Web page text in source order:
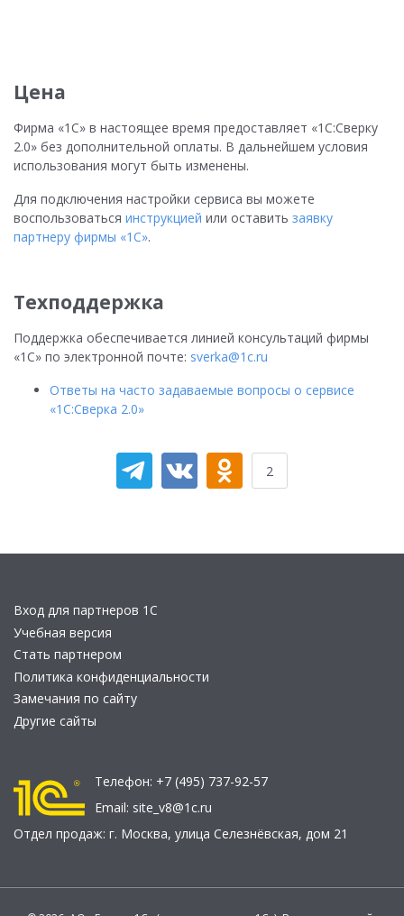
Цена
Фирма «1С» в настоящее время предоставляет «1С:Сверку
2.0» без дополнительной оплаты. В дальнейшем условия
использования могут быть изменены.
Для подключения настройки сервиса вы можете
воспользоваться инструкцией или оставить заявку
партнеру фирмы «1С».
Техподдержка
Поддержка обеспечивается линией консультаций фирмы
«1С» по электронной почте: sverka@1c.ru
Ответы на часто задаваемые вопросы о сервисе
«1С:Сверка 2.0»
2
Вход для партнеров 1С
Учебная версия
Стать партнером
Политика конфиденциальности
Замечания по сайту
Другие сайты
Телефон: +7 (495) 737-92-57
Email: site_v8@1c.ru
Отдел продаж: г. Москва, улица Селезнёвская, дом 21